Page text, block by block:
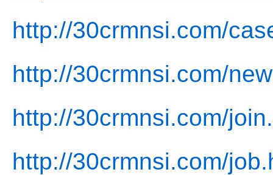
http://30crmnsi.com/
http://30crmnsi.com/
http://30crmnsi.com/
http://30crmnsi.com/